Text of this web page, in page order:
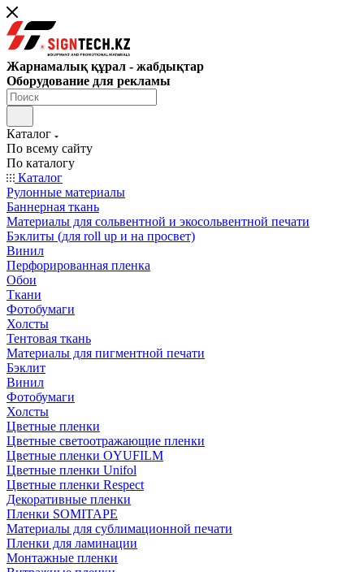
Жарнамалық құрал - жабдықтар
Оборудование для рекламы
Каталог
По всему сайту
По каталогу
Каталог
Рулонные материалы
Баннерная ткань
Материалы для сольвентной и экосольвентной печати
Бэклиты (для roll up и на просвет)
Винил
Перфорированная пленка
Обои
Ткани
Фотобумаги
Холсты
Тентовая ткань
Материалы для пигментной печати
Бэклит
Винил
Фотобумаги
Холсты
Цветные пленки
Цветные светоотражающие пленки
Цветные пленки OYUFILM
Цветные пленки Unifol
Цветные пленки Respect
Декоративные пленки
Пленки SOMITAPE
Материалы для сублимационной печати
Пленки для ламинации
Монтажные пленки